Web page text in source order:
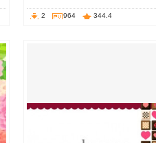
2 964 344.4